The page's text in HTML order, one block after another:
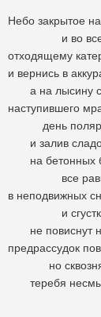
Небо закрытое
и во все
отходящему
и вернись в
а на лысину
наступившего
день
и залив
на бетонных
все равно
в неподвижных
и сгустки
не повиснут
предрассудок
но сквозняк
теребя